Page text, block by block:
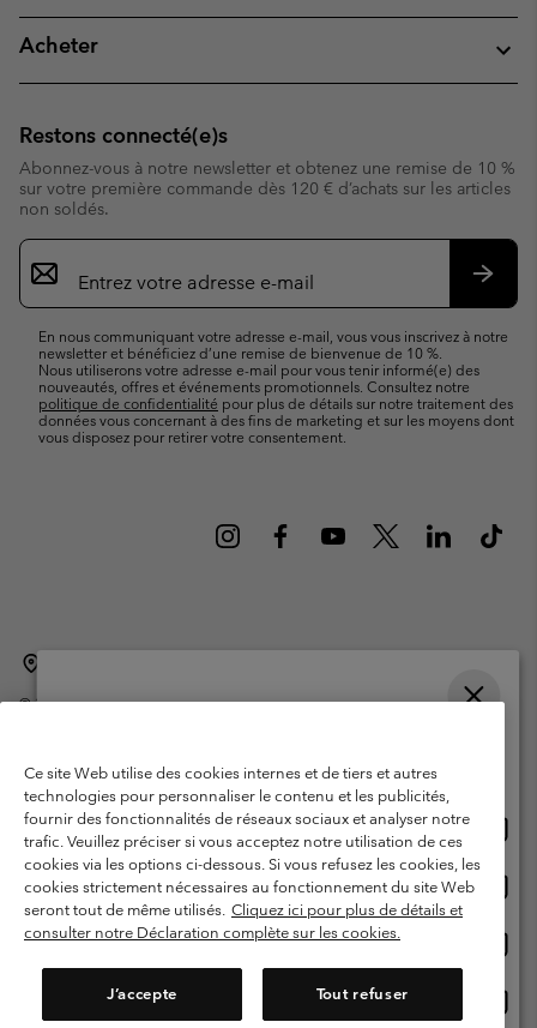
Acheter
Restons connecté(e)s
Abonnez-vous à notre newsletter et obtenez une remise de 10 %
sur votre première commande dès 120 € d’achats sur les articles
non soldés.
Inscription
par
e-
En nous communiquant votre adresse e-mail, vous vous inscrivez à notre
newsletter et bénéficiez d’une remise de bienvenue de 10 %.
Nous utiliserons votre adresse e-mail pour vous tenir informé(e) des
nouveautés, offres et événements promotionnels. Consultez notre
politique de confidentialité pour plus de détails sur notre traitement des
données vous concernant à des fins de marketing et sur les moyens dont
vous disposez pour retirer votre consentement.
©2026Columbia Sportswear International Sarl. Avenue des Morgines, 12
Garanties Légales
Politique de confidentialité
Conditions d'utilisation - Membres
Conditions D'utilisation - Contenu généré par l'utilisateur
Impressum
Cookies
Ce site Web utilise des cookies internes et de tiers et autres
technologies pour personnaliser le contenu et les publicités,
fournir des fonctionnalités de réseaux sociaux et analyser notre
trafic. Veuillez préciser si vous acceptez notre utilisation de ces
cookies via les options ci-dessous. Si vous refusez les cookies, les
cookies strictement nécessaires au fonctionnement du site Web
seront tout de même utilisés. Cliquez ici pour plus de détails et
consulter notre Déclaration complète sur les cookies.
J’accepte Tout refuser
Achats en ligne disponibles
United States
ligne
Belgium-English
ligne
Belgium-Français
ligne
Belgium-Dutch